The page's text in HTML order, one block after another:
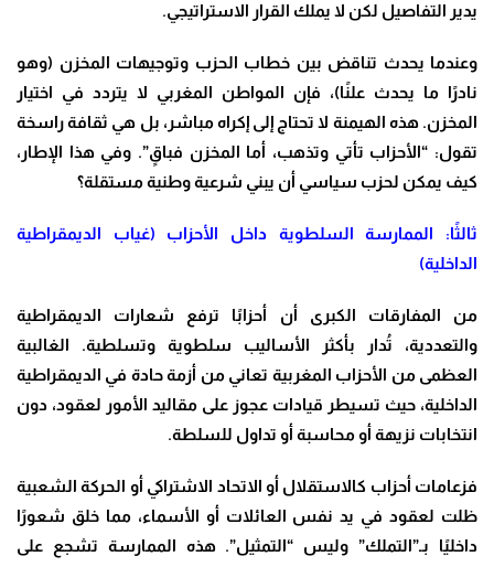
يدير التفاصيل لكن لا يملك القرار الاستراتيجي.
وعندما يحدث تناقض بين خطاب الحزب وتوجيهات المخزن (وهو
نادرًا ما يحدث علنًا)، فإن المواطن المغربي لا يتردد في اختيار
المخزن. هذه الهيمنة لا تحتاج إلى إكراه مباشر، بل هي ثقافة راسخة
تقول: “الأحزاب تأتي وتذهب، أما المخزن فباقٍ”. وفي هذا الإطار،
كيف يمكن لحزب سياسي أن يبني شرعية وطنية مستقلة؟
ثالثًا: الممارسة السلطوية داخل الأحزاب (غياب الديمقراطية
الداخلية)
من المفارقات الكبرى أن أحزابًا ترفع شعارات الديمقراطية
والتعددية، تُدار بأكثر الأساليب سلطوية وتسلطية. الغالبية
العظمى من الأحزاب المغربية تعاني من أزمة حادة في الديمقراطية
الداخلية، حيث تسيطر قيادات عجوز على مقاليد الأمور لعقود، دون
انتخابات نزيهة أو محاسبة أو تداول للسلطة.
فزعامات أحزاب كالاستقلال أو الاتحاد الاشتراكي أو الحركة الشعبية
ظلت لعقود في يد نفس العائلات أو الأسماء، مما خلق شعورًا
داخليًا بـ”التملك” وليس “التمثيل”. هذه الممارسة تشجع على